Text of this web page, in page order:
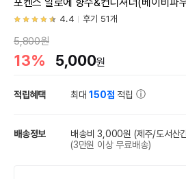
4.4 후기 51개
5,800원
13% 5,000원
적립혜택 최대150점 적립
배송정보 배송비 3,000원 (제주/도서산
(3만원 이상 무료배송)